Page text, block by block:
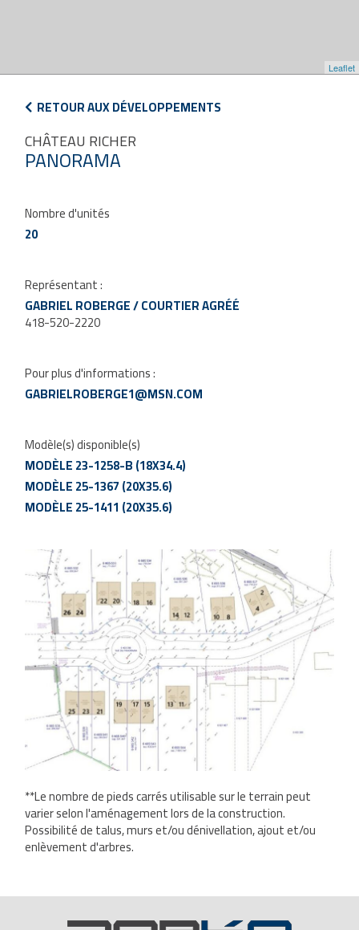
Leaflet
RETOUR AUX DÉVELOPPEMENTS
CHÂTEAU RICHER
PANORAMA
Nombre d'unités
20
Représentant :
GABRIEL ROBERGE / COURTIER AGRÉÉ
418-520-2220
Pour plus d'informations :
GABRIELROBERGE1@MSN.COM
Modèle(s) disponible(s)
MODÈLE 23-1258-B (18X34.4)
MODÈLE 25-1367 (20X35.6)
MODÈLE 25-1411 (20X35.6)
**Le nombre de pieds carrés utilisable sur le terrain peut
varier selon l'aménagement lors de la construction.
Possibilité de talus, murs et/ou dénivellation, ajout et/ou
enlèvement d'arbres.